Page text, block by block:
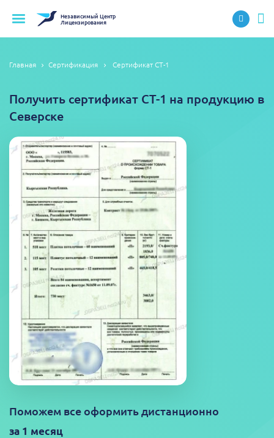
НезависимыйЦентр
Лицензирования
Главная Сертификация Сертификат СТ-1
Получить сертификат СТ-1 на продукцию в
Северске
Поможем все оформить дистанционно
за 1 месяц